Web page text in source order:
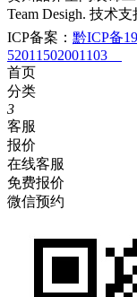
Team Desigh. 技术支
ICP备案： 黔ICP备
52011502001103
首页
分类
3
客服
报价
在线客服
免费报价
微信预约